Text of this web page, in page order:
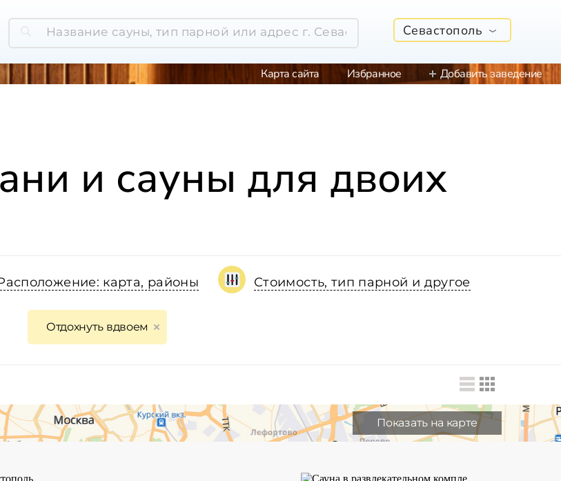
Севастополь
Карта сайта Избранное Добавить заведение
и сауны для двоих
карта, районы Стоимость, тип парной и другое
Отдохнуть вдвоем
Показать на карте